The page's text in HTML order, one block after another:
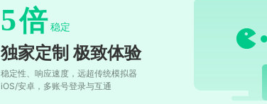
5倍 稳定
独家定制 极致体验
稳定性、响应速度，远超传统模拟器
iOS/安卓，多账号登录与互通